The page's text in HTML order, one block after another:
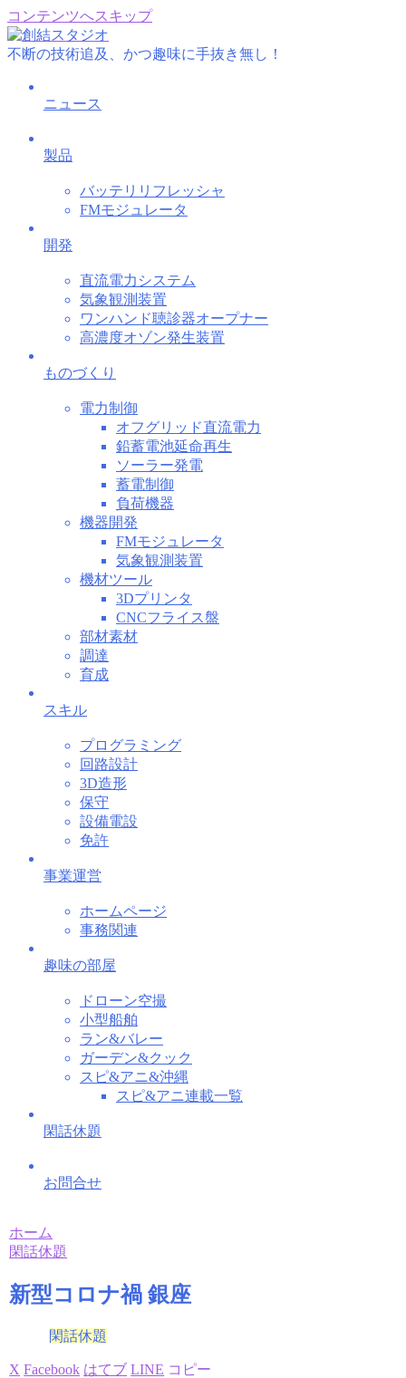
コンテンツへスキップ
不断の技術追及、かつ趣味に手抜き無し！
ニュース
製品
バッテリリフレッシャ
FMモジュレータ
開発
直流電力システム
気象観測装置
ワンハンド聴診器オープナー
高濃度オゾン発生装置
ものづくり
電力制御
オフグリッド直流電力
鉛蓄電池延命再生
ソーラー発電
蓄電制御
負荷機器
機器開発
FMモジュレータ
気象観測装置
機材ツール
3Dプリンタ
CNCフライス盤
部材素材
調達
育成
スキル
プログラミング
回路設計
3D造形
保守
設備電設
免許
事業運営
ホームページ
事務関連
趣味の部屋
ドローン空撮
小型船舶
ラン&バレー
ガーデン&クック
スピ&アニ&沖縄
スピ&アニ連載一覧
閑話休題
お問合せ
ホーム
閑話休題
新型コロナ禍 銀座
閑話休題
X Facebook はてブ LINE コピー